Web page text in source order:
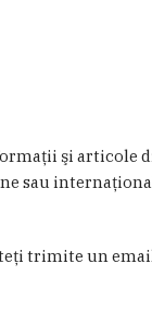
şi articole
sau
trimite un